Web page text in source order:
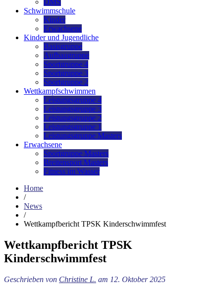
DMS
Schwimmschule
Kinder
Erwachsene
Kinder und Jugendliche
Basisgruppe
Aufbaugruppe
Sportgruppe 4
Sportgruppe 3
Sportgruppe 2
Wettkampfschwimmen
Leistungsgruppe 4
Leistungsgruppe 3
Leistungsgruppe 2
Leistungsgruppe 1
Leistungsgruppe Masters
Erwachsene
Sportgruppe Masters
Breitensport Masters
Fitness im Wasser
Home
/
News
/
Wettkampfbericht TPSK Kinderschwimmfest
Wettkampfbericht TPSK
Kinderschwimmfest
Geschrieben von Christine L. am 12. Oktober 2025